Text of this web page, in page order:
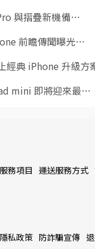
與摺疊新機備⋯
前瞻傳聞曝光⋯
經典 iPhone 升級
mini 即將迎來最⋯
服務項目 運送服務方式
隱私政策 防詐騙宣傳